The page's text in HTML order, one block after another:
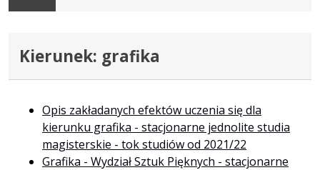
Kierunek: graﬁka
Opis zakładanych efektów uczenia się dla
kierunku grafika - stacjonarne jednolite studia
magisterskie - tok studiów od 2021/22
Grafika - Wydział Sztuk Pięknych - stacjonarne